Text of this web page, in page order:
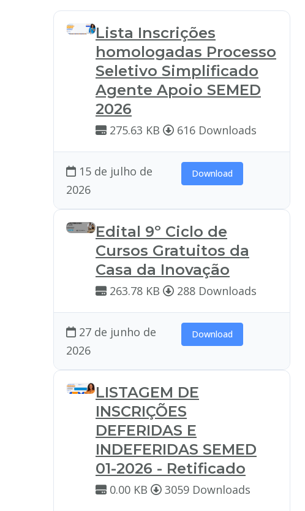
Lista Inscrições
homologadas Processo
Seletivo Simplificado
Agente Apoio SEMED
2026
275.63 KB 616 Downloads
15 de julho de
2026
Download
Edital 9º Ciclo de
Cursos Gratuitos da
Casa da Inovação
263.78 KB 288 Downloads
27 de junho de
2026
Download
LISTAGEM DE
INSCRIÇÕES
DEFERIDAS E
INDEFERIDAS SEMED
01-2026 - Retificado
0.00 KB 3059 Downloads